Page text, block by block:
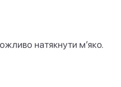
натякнути м’яко.